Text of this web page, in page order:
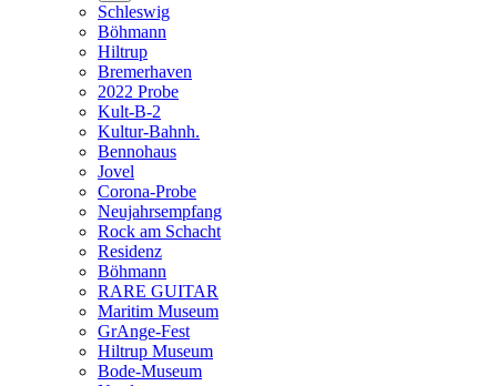
Schleswig
Böhmann
Hiltrup
Bremerhaven
2022 Probe
Kult-B-2
Kultur-Bahnh.
Bennohaus
Jovel
Corona-Probe
Neujahrsempfang
Rock am Schacht
Residenz
Böhmann
RARE GUITAR
Maritim Museum
GrAnge-Fest
Hiltrup Museum
Bode-Museum